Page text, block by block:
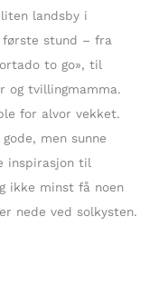
landsby i
første stund – fra
to go», til
og tvillingmamma.
for alvor vekket.
men sunne
inspirasjon til
ikke minst få noen
nede ved solkysten.